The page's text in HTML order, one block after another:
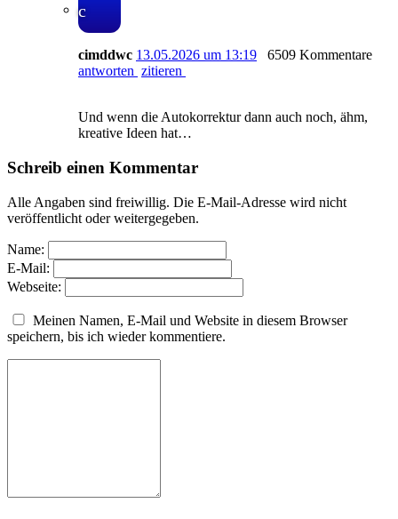
c
cimddwc 13.05.2026 um 13:19
6509 Kommentare
antworten zitieren
Und wenn die Autokorrektur dann auch noch, ähm,
kreative Ideen hat…
Schreib einen Kommentar
Alle Angaben sind freiwillig. Die E-Mail-Adresse wird nicht
veröffentlicht oder weitergegeben.
Name:
E-Mail:
Webseite:
Meinen Namen, E-Mail und Website in diesem Browser
speichern, bis ich wieder kommentiere.